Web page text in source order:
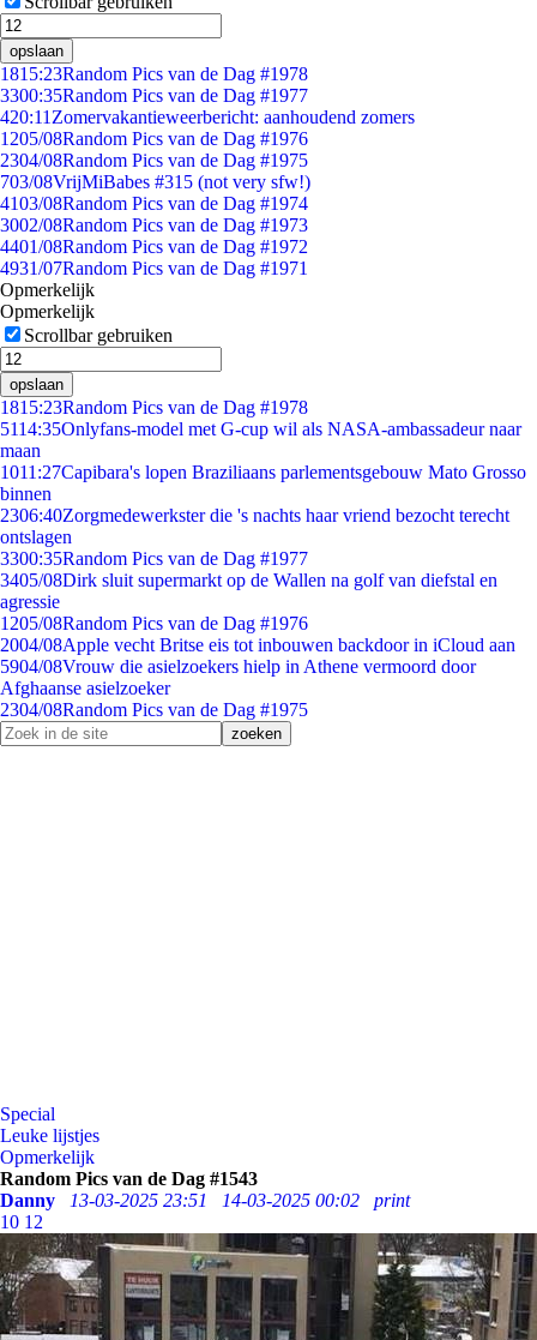
opslaan
1815:23Random Pics van de Dag #1978
3300:35Random Pics van de Dag #1977
420:11 Zomervakantieweerbericht: aanhoudend zomers
1205/08Random Pics van de Dag #1976
2304/08Random Pics van de Dag #1975
703/08VrijMiBabes #315 (not very sfw!)
4103/08Random Pics van de Dag #1974
3002/08Random Pics van de Dag #1973
4401/08Random Pics van de Dag #1972
4931/07Random Pics van de Dag #1971
Opmerkelijk
Opmerkelijk
Scrollbar gebruiken
opslaan
1815:23Random Pics van de Dag #1978
5114:35Onlyfans-model met G-cup wil als NASA-ambassadeur naar
maan
1011:27Capibara's lopen Braziliaans parlementsgebouw Mato Grosso
binnen
2306:40Zorgmedewerkster die 's nachts haar vriend bezocht terecht
ontslagen
3300:35Random Pics van de Dag #1977
3405/08Dirk sluit supermarkt op de Wallen na golf van diefstal en
agressie
1205/08Random Pics van de Dag #1976
2004/08Apple vecht Britse eis tot inbouwen backdoor in iCloud aan
5904/08Vrouw die asielzoekers hielp in Athene vermoord door
Afghaanse asielzoeker
2304/08Random Pics van de Dag #1975
Special
Leuke lijstjes
Opmerkelijk
Random Pics van de Dag #1543
Danny
13-03-2025 23:51 14-03-2025 00:02
print
10 12